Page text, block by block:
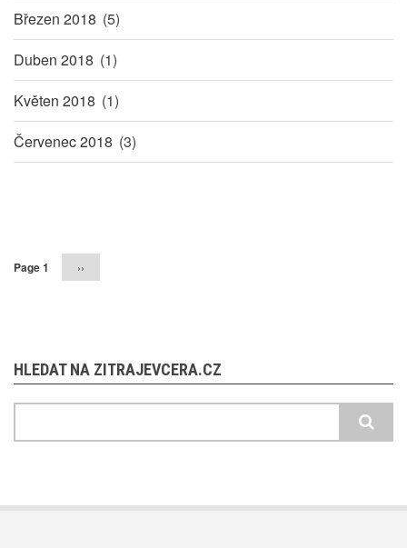
Březen 2018 (5)
Duben 2018 (1)
Květen 2018 (1)
Červenec 2018 (3)
Page 1 Následující
stránka
››
HLEDAT NA ZITRAJEVCERA.CZ